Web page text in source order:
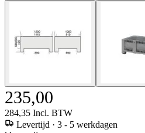
235,00
284,35 Incl. BTW
Levertijd · 3 - 5 werkdagen